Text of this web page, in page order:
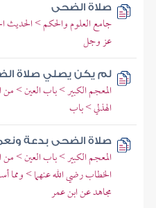
صلاة الضحى
جامع العلوم والحكم > الحديث
عز وجل
لم يكن يصلي صلاة
المعجم الكبير > باب العين >
الهذلي > باب
صلاة الضحى بدعة
المعجم الكبير > باب العين >
الخطاب رضي الله عنهما > ومما
مجاهد عن ابن عمر